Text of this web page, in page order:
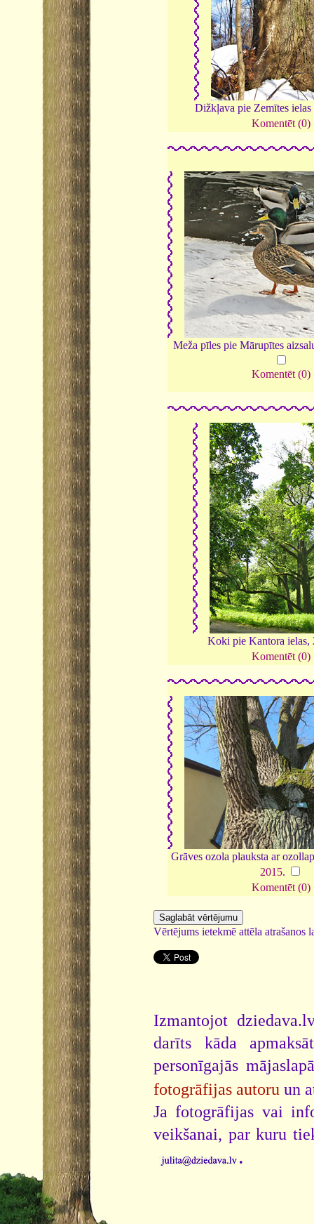
Dižkļava pie Zemītes
Komentēt (0)
Meža pīles pie Mārupītes
Komentēt (0)
Koki pie Kantora ielas,
Komentēt (0)
Grāves ozola plauksta ar
2015.
Komentēt (0)
Vērtējums ietekmē attēla atrašanos
Izmantojot
darīts kāda
personīgajās
fotogrāfijas autoru un
Ja fotogrāfijas vai
veikšanai, par kuru
.